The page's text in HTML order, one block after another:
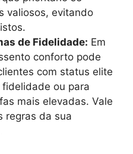
valiosos, evitando
de Fidelidade: Em
conforto pode
com status elite
ou para
mais elevadas. Vale
regras da sua